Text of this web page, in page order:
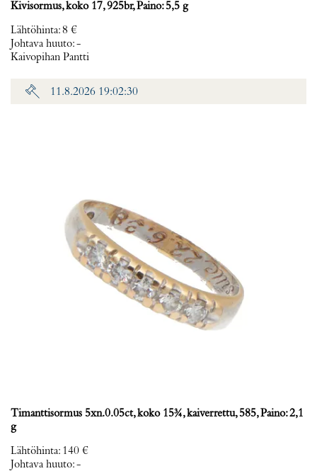
Kivisormus, koko 17, 925br, Paino: 5,5 g
Lähtöhinta:8 €
Johtava huuto:-
Kaivopihan Pantti
11.8.2026 19:02:30
Timanttisormus 5xn.0.05ct, koko 15¾, kaiverrettu, 585, Paino: 2,1
g
Lähtöhinta: 140 €
Johtava huuto:-